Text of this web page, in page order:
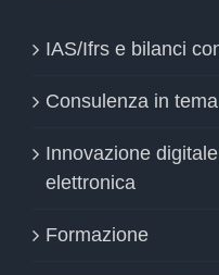
IAS/Ifrs e bilanci
Consulenza in
Innovazione
elettronica
Formazione